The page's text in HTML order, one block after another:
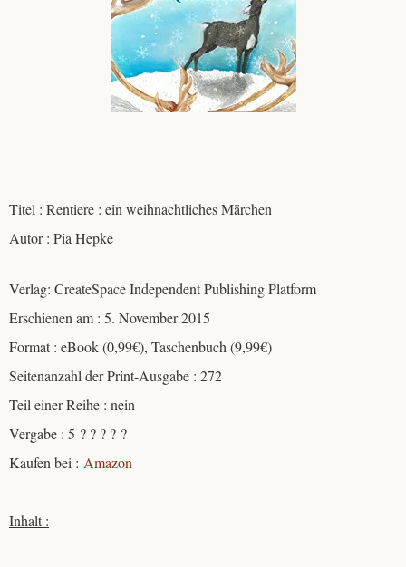
Titel : Rentiere : ein weihnachtliches Märchen
Autor : Pia Hepke
Verlag: CreateSpace Independent Publishing Platform
Erschienen am : 5. November 2015
Format : eBook (0,99€), Taschenbuch (9,99€)
Seitenanzahl der Print-Ausgabe : 272
Teil einer Reihe : nein
Vergabe : 5 ? ? ? ? ?
Kaufen bei : Amazon
Inhalt :